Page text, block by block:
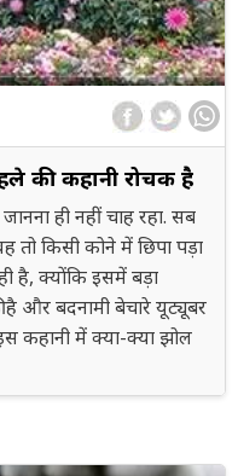
की कहानी रोचक है
ही नहीं चाह रहा. सब
तो किसी कोने में छिपा पड़ा
है, क्योंकि इसमें बड़ा
और बदनामी बेचारे यूट्यूबर
कहानी में क्या-क्या झोल